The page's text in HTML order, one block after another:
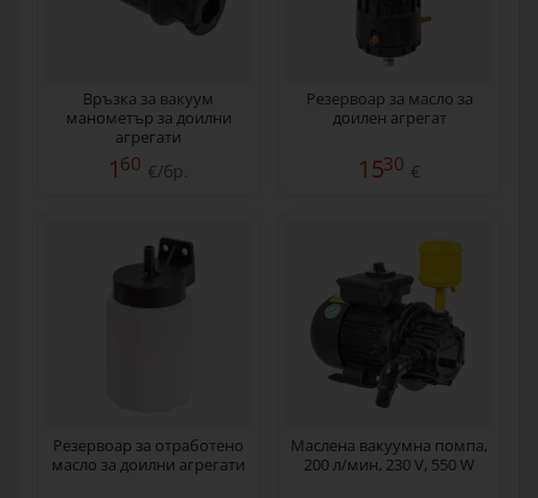
Връзка за вакуум
манометър за доилни
агрегати
160 €/бр.
Резервоар за масло за
доилен агрегат
1530 €
Резервоар за отработено
масло за доилни агрегати
Маслена вакуумна помпа,
200 л/мин, 230 V, 550 W